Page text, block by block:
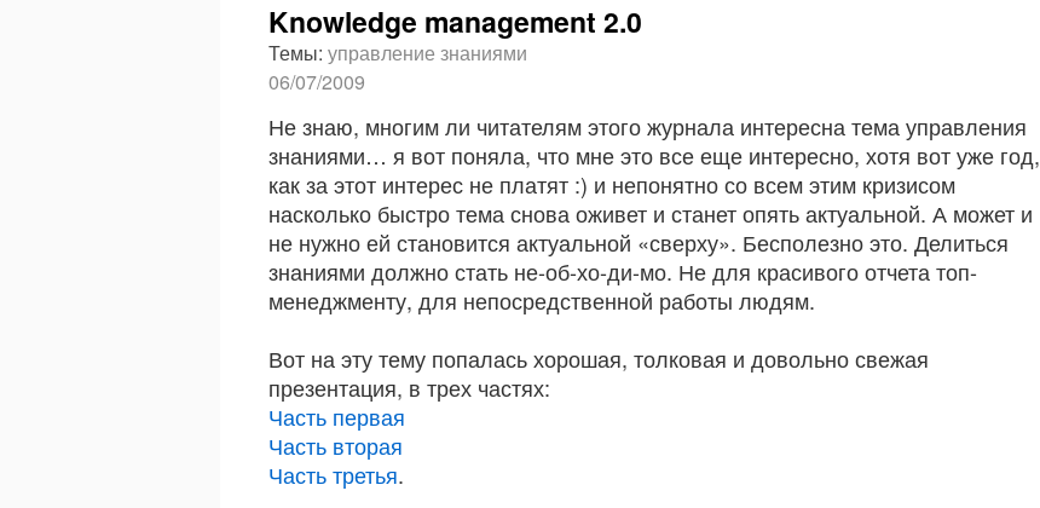
Knowledge management 2.0
Темы: управление знаниями
06/07/2009
Не знаю, многим ли читателям этого журнала интересна тема управления
знаниями… я вот поняла, что мне это все еще интересно, хотя вот уже год,
как за этот интерес не платят :) и непонятно со всем этим кризисом
насколько быстро тема снова оживет и станет опять актуальной. А может и
не нужно ей становится актуальной «сверху». Бесполезно это. Делиться
знаниями должно стать не-об-хо-ди-мо. Не для красивого отчета топ-
менеджменту, для непосредственной работы людям.
Вот на эту тему попалась хорошая, толковая и довольно свежая
презентация, в трех частях:
Часть первая
Часть вторая
Часть третья.